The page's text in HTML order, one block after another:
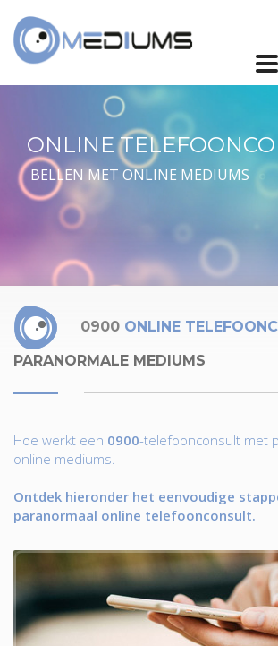
ONLINE
BELLEN MET ONLINE MEDIUMS
0900 ONLINE
PARANORMALE MEDIUMS
Hoe werkt een 0900-telefoonconsult met
online mediums.
Ontdek hieronder het eenvoudige
paranormaal online telefoonconsult.